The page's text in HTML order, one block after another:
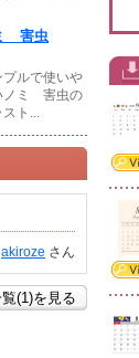
害虫
プルで使いや
ノミ 害虫の
スト...
akiroze さん
(1)を見る